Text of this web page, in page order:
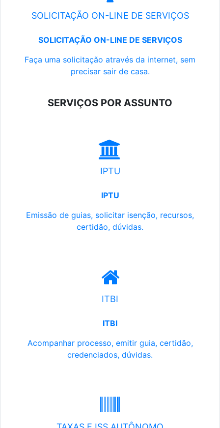
SOLICITAÇÃO ON-LINE DE SERVIÇOS
SOLICITAÇÃO ON-LINE DE SERVIÇOS
Faça uma solicitação através da internet, sem
precisar sair de casa.
SERVIÇOS POR ASSUNTO
IPTU
IPTU
Emissão de guias, solicitar isenção, recursos,
certidão, dúvidas.
ITBI
ITBI
Acompanhar processo, emitir guia, certidão,
credenciados, dúvidas.